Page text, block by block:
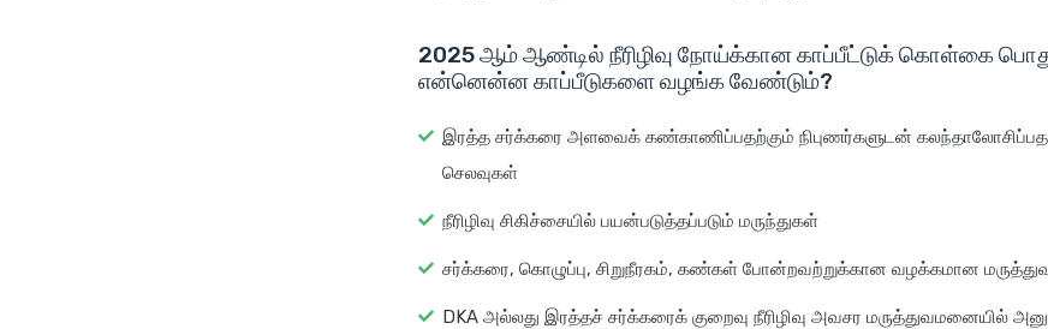
2025 ஆம் ஆண்டில் நீரிழிவு நோய்க்கான காப்பீட்டுக் கொள்கை
என்னென்ன காப்பீடுகளை வழங்க வேண்டும்?
இரத்த சர்க்கரை அளவைக் கண்காணிப்பதற்கும் நிபுணர்களுடன்
செலவுகள்
நீரிழிவு சிகிச்சையில் பயன்படுத்தப்படும் மருந்துகள்
சர்க்கரை, கொழுப்பு, சிறுநீரகம், கண்கள் போன்றவற்றுக்கான வழக்கமான
DKA அல்லது இரத்தச் சர்க்கரைக் குறைவு நீரிழிவு அவசர மருத்துவமனையில்